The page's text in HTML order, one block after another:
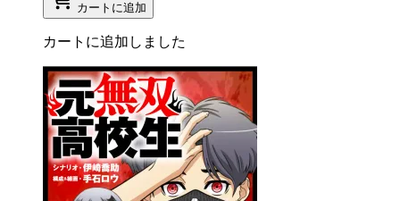
カートに追加
カートに追加しました